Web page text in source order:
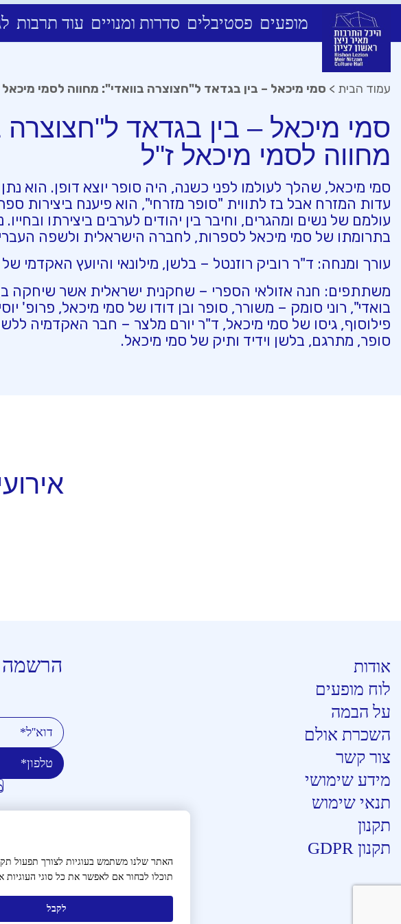
content
מופעים פסטיבלים סדרות ומנויים עוד תרבות
עמוד הבית > סמי מיכאל – בין בגדאד ל"חצוצרה בוואדי": מחווה לסמי
סמי מיכאל – בין בגדאד ל"חצוצרה
מחווה לסמי מיכאל ז"ל
סמי מיכאל, שהלך לעולמו לפני כשנה, היה סופר יוצא דופן. הוא נתן
עדות המזרח אבל בז לתווית "סופר מזרחי", הוא פיענח ביצירות
עולמם של נשים ומהגרים, וחיבר בין יהודים לערבים ביצירתו ובחייו.
בתרומתו של סמי מיכאל לספרות, לחברה הישראלית ולשפה
עורך ומנחה: ד"ר רוביק רוזנטל – בלשן, מילונאי והיועץ האקדמי
משתתפים: חנה אזולאי הספרי – שחקנית ישראלית אשר שיחקה
בואדי", רוני סומק – משורר, סופר ובן דודו של סמי מיכאל, פרופ'
פילוסוף, גיסו של סמי מיכאל, ד"ר יורם מלצר – חבר האקדמיה
סופר, מתרגם, בלשן וידיד ותיק של סמי מיכאל.
אודות
לוח מופעים
על הבמה
השכרת אולם
צור קשר
מידע שימושי
תנאי שימוש
תקנון
תקנון GDPR
הרשמה
דוא''ל
טלפון
האתר שלנו משתמש בעוגיות לצורך תפעול
תוכלו לבחור אם לאפשר את כל סוגי העוגיות
לקבל